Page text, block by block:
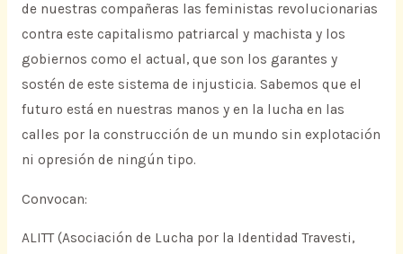
de nuestras compañeras las feministas revolucionarias
contra este capitalismo patriarcal y machista y los
gobiernos como el actual, que son los garantes y
sostén de este sistema de injusticia. Sabemos que el
futuro está en nuestras manos y en la lucha en las
calles por la construcción de un mundo sin explotación
ni opresión de ningún tipo.
Convocan:
ALITT (Asociación de Lucha por la Identidad Travesti,